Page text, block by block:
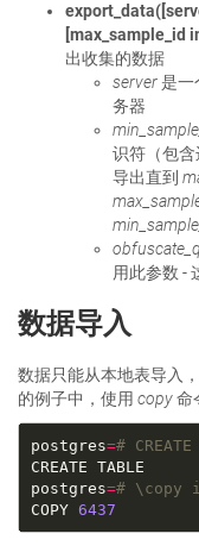
[max_sample_id
出收集的数据
server是一
务器
识符（包含
导出直到
用此参数 -
数据导入
数据只能从本地表导入
的例子中，使用 copy命
postgres=#
postgres=# \copy
COPY 6437